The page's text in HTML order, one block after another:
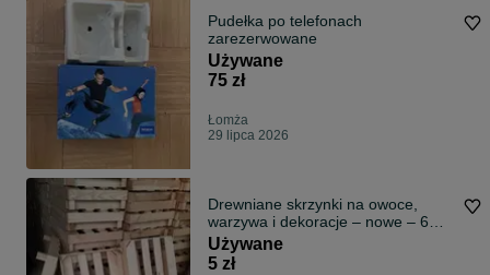
Pudełka po telefonach
zarezerwowane
Używane
75 zł
Łomża
29 lipca 2026
Drewniane skrzynki na owoce,
warzywa i dekoracje – nowe – 6
zł/szt.
Używane
5 zł